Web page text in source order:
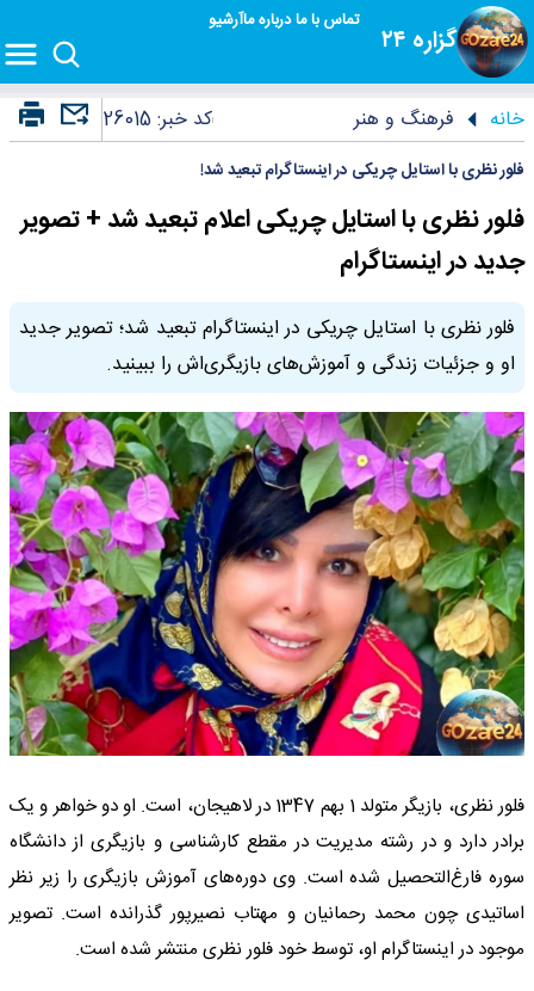
گزاره ۲۴
تماس با مادرباره ماآرشیو
خانه فرهنگ و هنر کد خبر:26015
فلور نظری با استایل چریکی در اینستاگرام تبعید شد!
فلور نظری با استایل چریکی اعلام تبعید شد + تصویر
جدید در اینستاگرام
فلور نظری با استایل چریکی در اینستاگرام تبعید شد؛ تصویر جدید
او و جزئیات زندگی و آموزش‌های بازیگری‌اش را ببینید.
فلور نظری، بازیگر متولد 1 بهم 1347 در لاهیجان، است. او دو خواهر و یک
برادر دارد و در رشته مدیریت در مقطع کارشناسی و بازیگری از دانشگاه
سوره فارغ‌التحصیل شده است. وی دوره‌های آموزش بازیگری را زیر نظر
اساتیدی چون محمد رحمانیان و مهتاب نصیرپور گذرانده است. تصویر
موجود در اینستاگرام او، توسط خود فلور نظری منتشر شده است.